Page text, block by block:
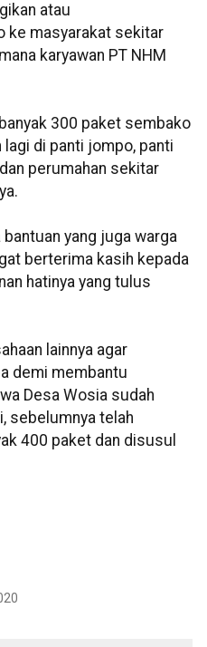
atau
ke masyarakat sekitar
karyawan PT NHM
300 paket sembako
lagi di panti jompo, panti
perumahan sekitar
yang juga warga
berterima kasih kepada
hatinya yang tulus
lainnya agar
demi membantu
Desa Wosia sudah
sebelumnya telah
400 paket dan disusul